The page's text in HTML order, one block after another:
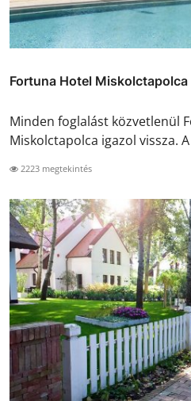
Fortuna Hotel Miskolctapolca
Minden foglalást közvetlenül
Miskolctapolca igazol vissza.
2223 megtekintés